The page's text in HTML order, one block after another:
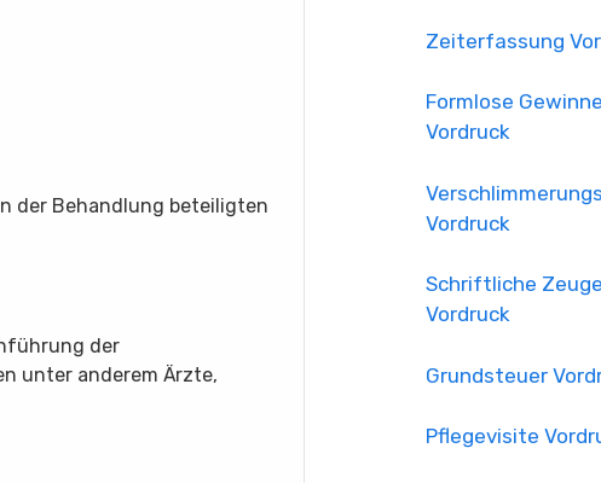
der Behandlung beteiligten
der
unter anderem Ärzte,
Zeiterfassung
Formlose
Vordruck
Vordruck
Schriftliche
Vordruck
Grundsteuer
Pflegevisite